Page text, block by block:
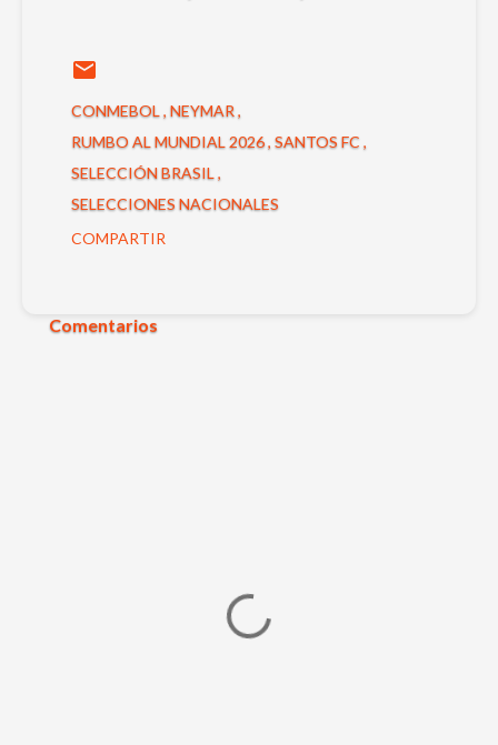
CONMEBOL NEYMAR
RUMBO AL MUNDIAL 2026 SANTOS FC
SELECCIÓN BRASIL
SELECCIONES NACIONALES
COMPARTIR
Comentarios